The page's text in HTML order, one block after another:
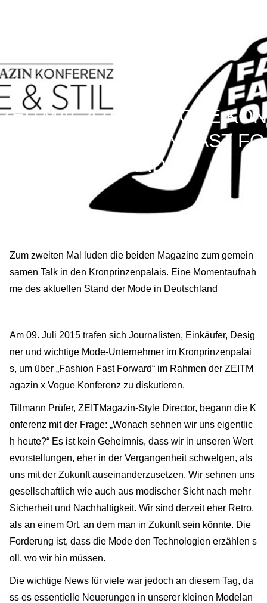
ZEITMAGAZIN X VOGUE KON
FERENZ: „FASHION FAST FO
RWARD“
Zum zweiten Mal luden die beiden Magazine zum gemein
samen Talk in den Kronprinzenpalais. Eine Momentaufnah
me des aktuellen Stand der Mode in Deutschland
Am 09. Juli 2015 trafen sich Journalisten, Einkäufer, Desig
ner und wichtige Mode-Unternehmer im Kronprinzenpalai
s, um über „Fashion Fast Forward“ im Rahmen der ZEITM
agazin x Vogue Konferenz zu diskutieren.
Tillmann Prüfer, ZEITMagazin-Style Director, begann die K
onferenz mit der Frage: „Wonach sehnen wir uns eigentlic
h heute?“ Es ist kein Geheimnis, dass wir in unseren Wert
evorstellungen, eher in der Vergangenheit schwelgen, als
uns mit der Zukunft auseinanderzusetzen. Wir sehnen uns
gesellschaftlich wie auch aus modischer Sicht nach mehr
Sicherheit und Nachhaltigkeit. Wir sind derzeit eher Retro,
als an einem Ort, an dem man in Zukunft sein könnte. Die
Forderung ist, dass die Mode den Technologien erzählen s
oll, wo wir hin müssen.
Die wichtige News für viele war jedoch an diesem Tag, da
ss es essentielle Neuerungen in unserer kleinen Modelan